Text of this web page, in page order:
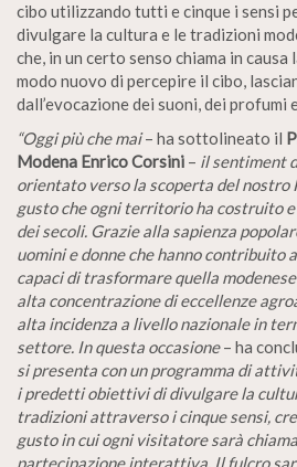
cibo utilizzando tutti e cinque i sensi
divulgare la cultura e le tradizioni
che, in un certo senso chiama in causa
modo nuovo di percepire il cibo,
dall’evocazione dei suoni, dei profumi
“Oggi più che mai– ha sottolineato il
Modena Enrico Corsini – il sentiment
orientato verso la scoperta del nostro
gusto che ogni territorio ha costruito
dei secoli. Grazie alla sapienza
uomini e donne che hanno contribuito
capaci di trasformare quella
alta concentrazione di eccellenze
alta incidenza a livello nazionale in
settore. In questa occasione– ha
si presenta con un programma di
i predetti obiettivi di divulgare la
tradizioni attraverso i cinque sensi,
gusto in cui ogni visitatore sarà